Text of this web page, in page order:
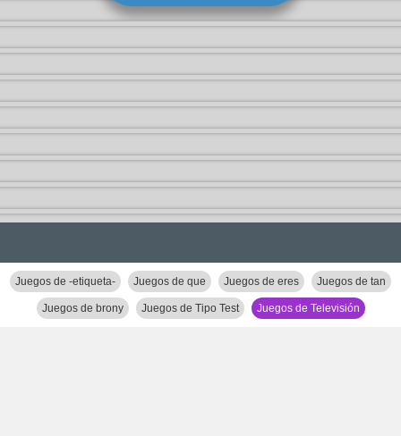
Juegos de -etiqueta- Juegos de que Juegos de eres Juegos de tan
Juegos de brony Juegos de Tipo Test Juegos de Televisión